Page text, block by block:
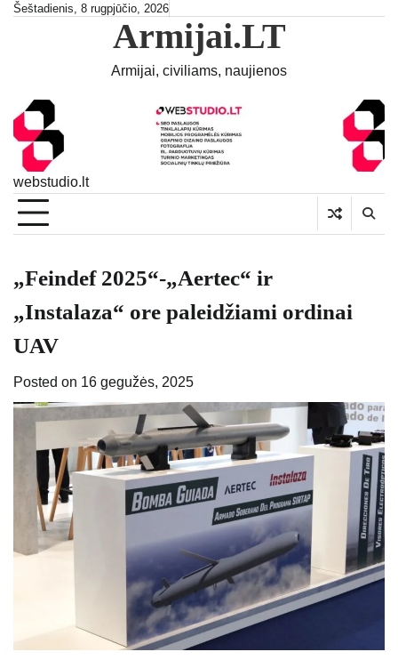
SkipŠeštadienis, 8 rugpjūčio, 2026
Armijai.LT
Armijai, civiliams, naujienos
webstudio.lt
„Feindef 2025“-„Aertec“ ir
„Instalaza“ ore paleidžiami ordinai
UAV
Posted on 16 gegužės, 2025